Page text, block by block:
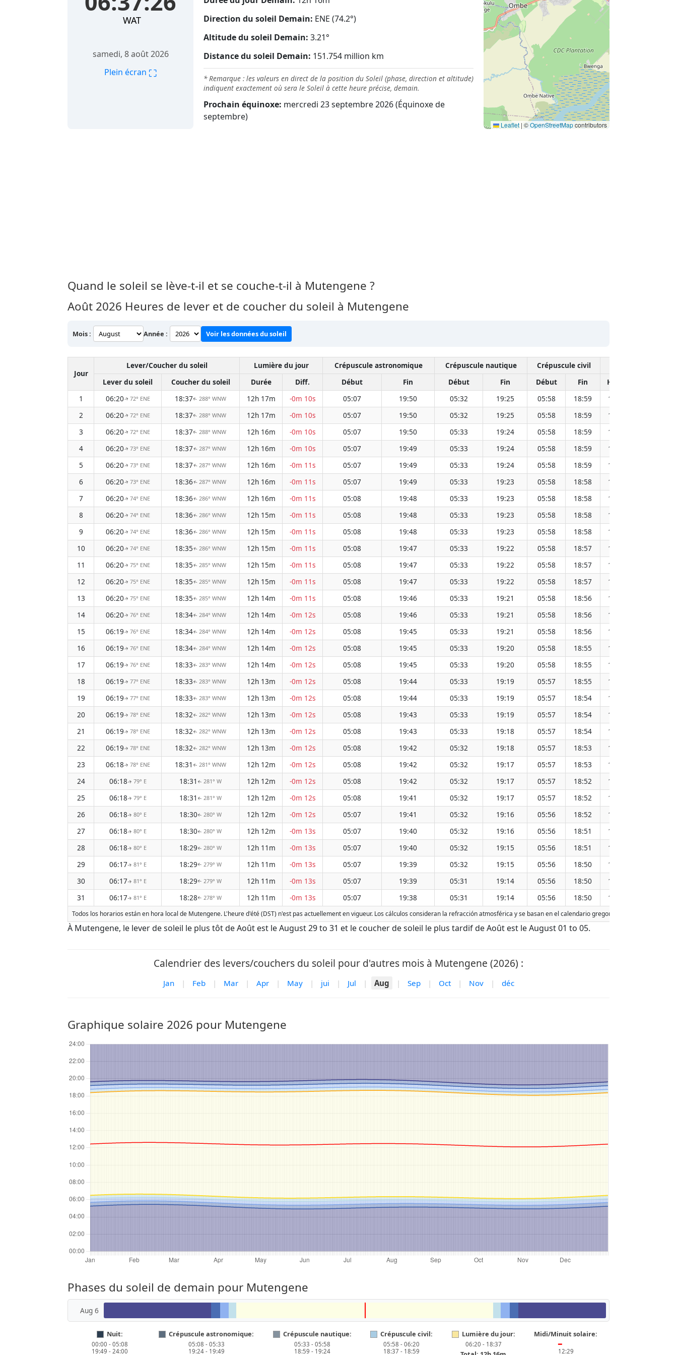
WAT
samedi, 8 août 2026
Plein écran ⛶
Direction du soleil Demain: ENE (74.2°)
Altitude du soleil Demain: 3.21°
Distance du soleil Demain: 151.754 million km
* Remarque : les valeurs en direct de la position du Soleil (phase, direction et altitude)
indiquent exactement où sera le Soleil à cette heure précise, demain.
Prochain équinoxe: mercredi 23 septembre 2026 (Équinoxe de
septembre)
Leaflet |©OpenStreetMapcontributors
Quand le soleil se lève-t-il et se couche-t-il à Mutengene ?
Août 2026 Heures de lever et de coucher du soleil à Mutengene
Mois : Année : Voir les données du soleil
Jour
Lever/Coucher du soleil Lumière du jour Crépuscule astronomique Crépuscule nautique Crépuscule civil
Lever du soleil
Coucher du soleil Durée Diff. Début Fin Début Fin Début Fin Heure
1
06:20↑ 72° ENE 18:37↑ 288° WNW 12h 17m -0m 10s 05:07 19:50 05:32 19:25 05:58 18:59
12:29
2
06:20↑ 72° ENE 18:37↑ 288° WNW 12h 17m -0m 10s 05:07 19:50 05:32 19:25 05:58 18:59
12:29
3
06:20↑ 72° ENE 18:37↑ 288° WNW 12h 16m -0m 10s 05:07 19:50 05:33 19:24 05:58 18:59
12:29
4
06:20↑ 73° ENE 18:37↑ 287° WNW 12h 16m -0m 10s 05:07 19:49 05:33 19:24 05:58 18:59
12:28
5
06:20↑ 73° ENE 18:37↑ 287° WNW 12h 16m -0m 11s 05:07 19:49 05:33 19:24 05:58 18:59
12:28
6
06:20↑ 73° ENE 18:36↑ 287° WNW 12h 16m -0m 11s 05:07 19:49 05:33 19:23 05:58 18:58
12:28
7
06:20↑ 74° ENE 18:36↑ 286° WNW 12h 16m -0m 11s 05:08 19:48 05:33 19:23 05:58 18:58
12:28
8
06:20↑ 74° ENE 18:36↑ 286° WNW 12h 15m -0m 11s 05:08 19:48 05:33 19:23 05:58 18:58
12:28
9
06:20↑ 74° ENE 18:36↑ 286° WNW 12h 15m -0m 11s 05:08 19:48 05:33 19:23 05:58 18:58
12:28
10
06:20↑ 74° ENE 18:35↑ 286° WNW 12h 15m -0m 11s 05:08 19:47 05:33 19:22 05:58 18:57
12:28
11
06:20↑ 75° ENE 18:35↑ 285° WNW 12h 15m -0m 11s 05:08 19:47 05:33 19:22 05:58 18:57
12:28
12
06:20↑ 75° ENE 18:35↑ 285° WNW 12h 15m -0m 11s 05:08 19:47 05:33 19:22 05:58 18:57
12:27
13
06:20↑ 75° ENE 18:35↑ 285° WNW 12h 14m -0m 11s 05:08 19:46 05:33 19:21 05:58 18:56
12:27
14
06:20↑ 76° ENE 18:34↑ 284° WNW 12h 14m -0m 12s 05:08 19:46 05:33 19:21 05:58 18:56
12:27
15
06:19↑ 76° ENE 18:34↑ 284° WNW 12h 14m -0m 12s 05:08 19:45 05:33 19:21 05:58 18:56
12:27
16
06:19↑ 76° ENE 18:34↑ 284° WNW 12h 14m -0m 12s 05:08 19:45 05:33 19:20 05:58 18:55
12:27
17
06:19↑ 76° ENE 18:33↑ 283° WNW 12h 14m -0m 12s 05:08 19:45 05:33 19:20 05:58 18:55
12:26
18
06:19↑ 77° ENE 18:33↑ 283° WNW 12h 13m -0m 12s 05:08 19:44 05:33 19:19 05:57 18:55
12:26
19
06:19↑ 77° ENE 18:33↑ 283° WNW 12h 13m -0m 12s 05:08 19:44 05:33 19:19 05:57 18:54
12:26
20
06:19↑ 78° ENE 18:32↑ 282° WNW 12h 13m -0m 12s 05:08 19:43 05:33 19:19 05:57 18:54
12:26
21
06:19↑ 78° ENE 18:32↑ 282° WNW 12h 13m -0m 12s 05:08 19:43 05:33 19:18 05:57 18:54
12:26
22
06:19↑ 78° ENE 18:32↑ 282° WNW 12h 13m -0m 12s 05:08 19:42 05:32 19:18 05:57 18:53
12:25
23
06:18↑ 78° ENE 18:31 ↑ 281° WNW 12h 12m -0m 12s 05:08 19:42 05:32 19:17 05:57 18:53
12:25
24
06:18↑ 79° E 18:31 ↑ 281° W 12h 12m -0m 12s 05:08 19:42 05:32 19:17 05:57 18:52
12:25
25
06:18↑ 79° E 18:31 ↑ 281° W 12h 12m -0m 12s 05:08 19:41 05:32 19:17 05:57 18:52
12:25
26
06:18↑ 80° E 18:30↑ 280° W 12h 12m -0m 12s 05:07 19:41 05:32 19:16 05:56 18:52
12:24
27
06:18↑ 80° E 18:30↑ 280° W 12h 12m -0m 13s 05:07 19:40 05:32 19:16 05:56 18:51
12:24
28
06:18↑ 80° E 18:29↑ 280° W 12h 11m -0m 13s 05:07 19:40 05:32 19:15 05:56 18:51
12:24
29
06:17↑ 81° E 18:29↑ 279° W 12h 11m -0m 13s 05:07 19:39 05:32 19:15 05:56 18:50
12:23
30
06:17↑ 81° E 18:29↑ 279° W 12h 11m -0m 13s 05:07 19:39 05:31 19:14 05:56 18:50
12:23
31
06:17↑ 81° E 18:28↑ 278° W 12h 11m -0m 13s 05:07 19:38 05:31 19:14 05:56 18:50 12:23
Todos los horarios están en hora local de Mutengene. L'heure d'été (DST) n'est pas actuellement en vigueur. Los cálculos consideran la refracción atmosférica y se basan en el calendario gregoriano. La fecha de hoy
À Mutengene, le lever de soleil le plus tôt de Août est le August 29 to 31 et le coucher de soleil le plus tardif de Août est le August 01 to 05.
Calendrier des levers/couchers du soleil pour d'autres mois à Mutengene (2026) :
Jan | Feb | Mar | Apr | May | jui | Jul | Aug | Sep | Oct | Nov | déc
Graphique solaire 2026 pour Mutengene
Phases du soleil de demain pour Mutengene
Aug 6
Nuit:
00:00 - 05:08
19:49 - 24:00
Crépuscule astronomique:
05:08 - 05:33
19:24 - 19:49
Crépuscule nautique:
05:33 - 05:58
18:59 - 19:24
Crépuscule civil:
05:58 - 06:20
18:37 - 18:59
Lumière du jour:
06:20 - 18:37
Midi/Minuit solaire:
━
12:29